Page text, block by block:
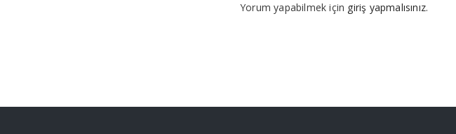
Yorum yapabilmek için giriş yapmalısınız.